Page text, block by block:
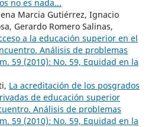
no es nada...
Marcia Gutiérrez, Ignacio
Gerardo Romero Salinas,
a la educación superior en el
Análisis de problemas
59 (2010): No. 59, Equidad en la
La acreditación de los posgrados
de educación superior
Análisis de problemas
59 (2010): No. 59, Equidad en la